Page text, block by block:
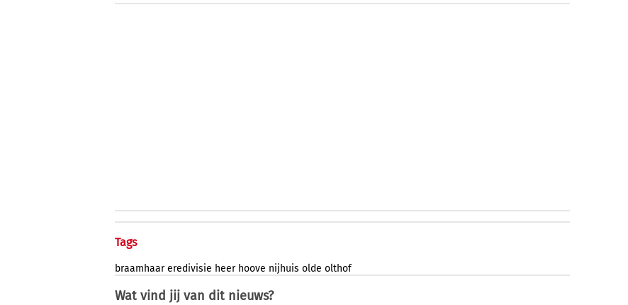
Tags
braamhaar eredivisie heer hoove nijhuis olde olthof
Wat vind jij van dit nieuws?